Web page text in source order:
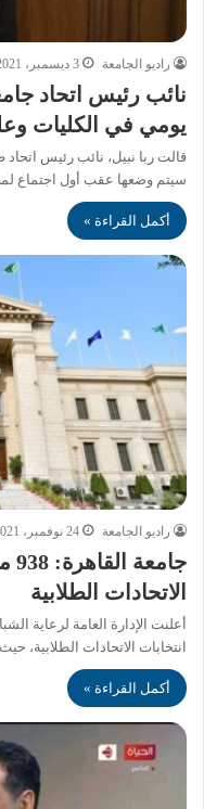
راديو الجامعة 3 ديسمبر، 2021
نائب رئيس اتحاد
يومي في الكليات
قالت ربا نبيل، نائب رئيس
سيتم وضعها عقب أول اجتماع
أكمل القراءة »
راديو الجامعة 24 نوفمبر، 2021
الاتحادات الطلابية
أعلنت الإدارة العامة لرعاية
انتخابات الاتحادات الطلابية،
أكمل القراءة »